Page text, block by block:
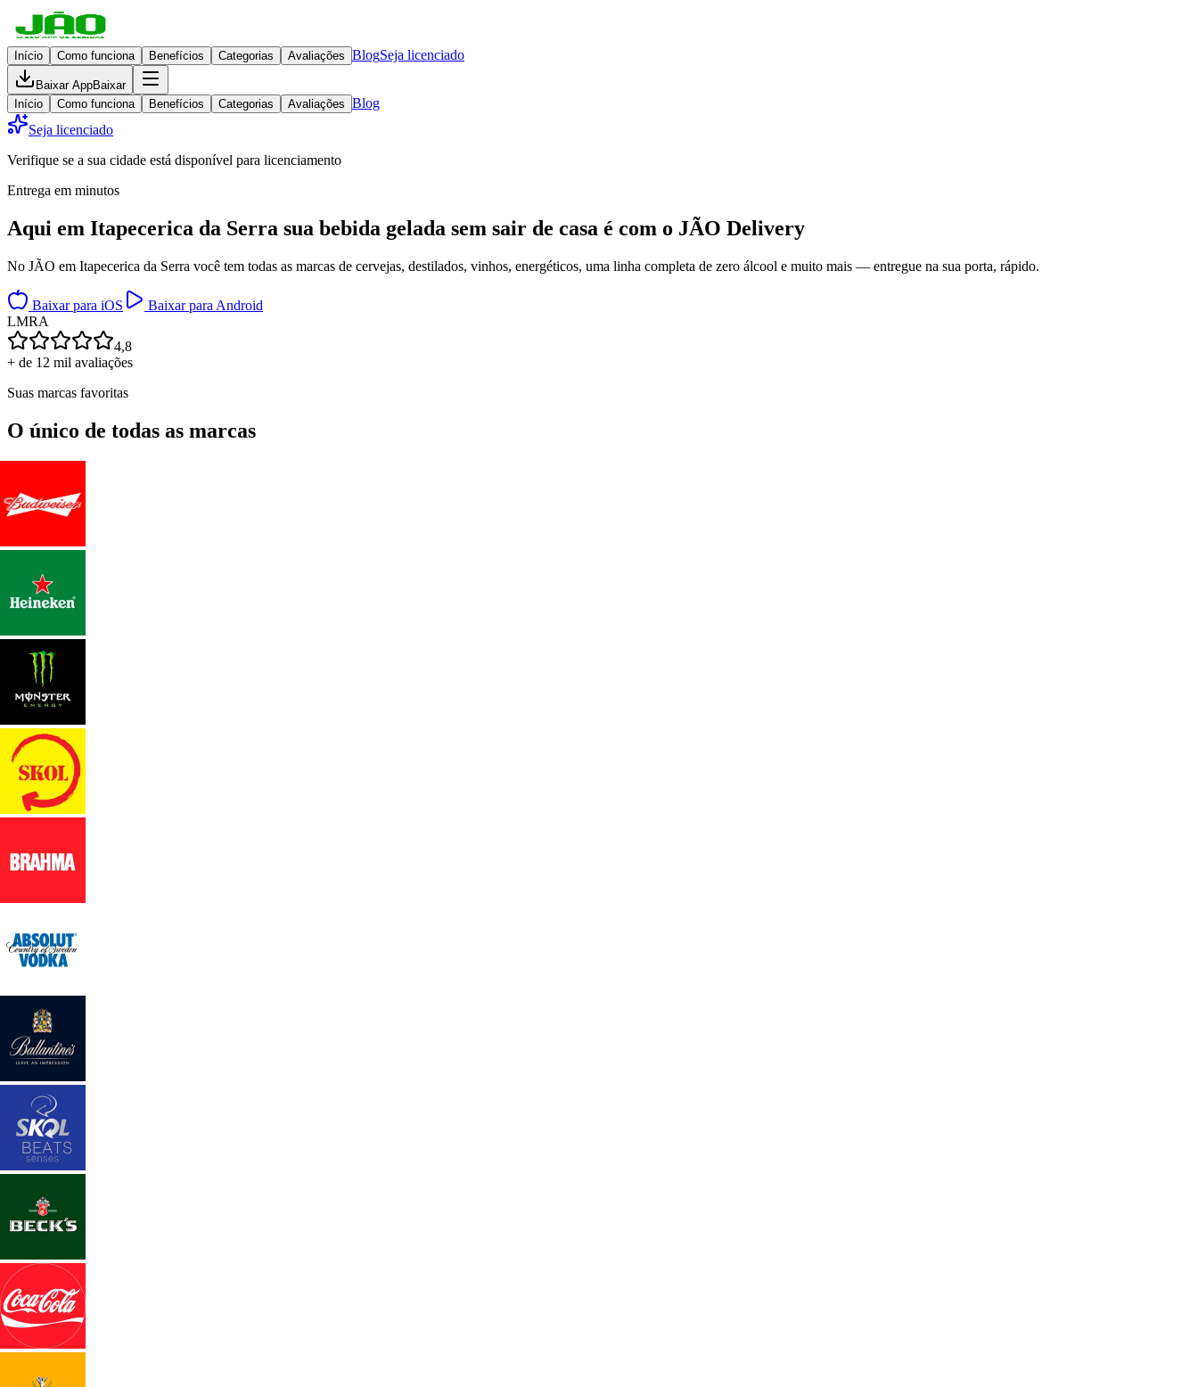
Início Como funciona Benefícios Categorias Avaliações BlogSeja licenciado
Baixar AppBaixar
Início
Como funciona Benefícios Categorias Avaliações Blog
Seja licenciado
Verifique se a sua cidade está disponível para licenciamento
Entrega em minutos
Aqui em Itapecerica da Serra sua bebida gelada sem sair de casa é com o JÃO Delivery
No JÃO em Itapecerica da Serra você tem todas as marcas de cervejas, destilados, vinhos, energéticos, uma linha completa de zero álcool e muito mais — entregue na sua porta, rápido.
Baixar para iOS
Baixar para Android
LMRA
4,8
+ de 12 mil avaliações
Suas marcas favoritas
O único de todas as marcas